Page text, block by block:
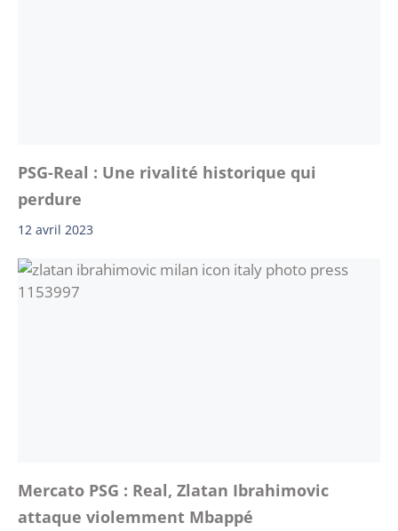
PSG-Real : Une rivalité historique qui
perdure
12 avril 2023
Mercato PSG : Real, Zlatan Ibrahimovic
attaque violemment Mbappé